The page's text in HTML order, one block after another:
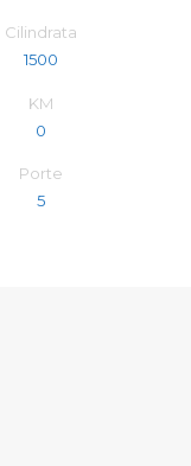
Cilindrata
1500
KM
0
Porte
5